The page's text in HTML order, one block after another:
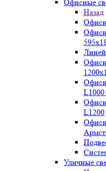
Офисные
Назад
L1000
L1200
Уличные